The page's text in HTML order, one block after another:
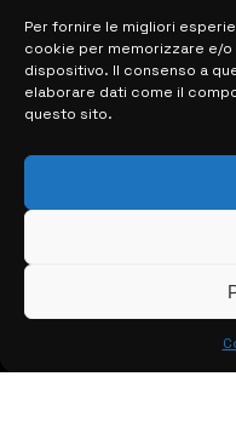
Per fornire le migliori
cookie per memorizzare e/
dispositivo. Il consenso a
elaborare dati come il
questo sito.
MAPPA DEL SITO
> NOTIZIE
> EDIZIONI LOCALI